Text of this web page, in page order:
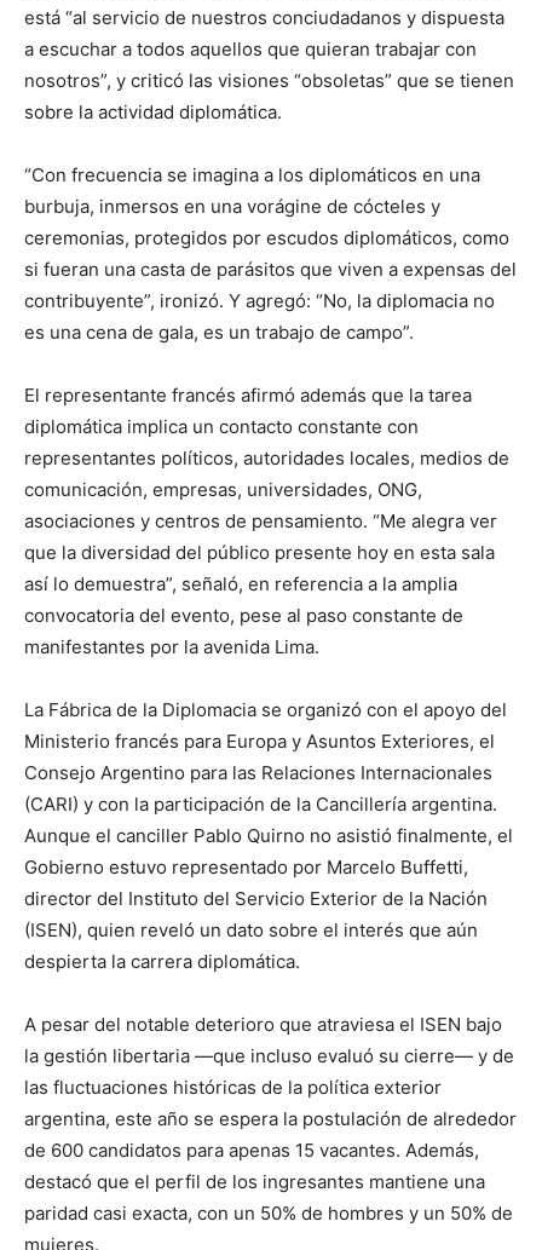
está “al servicio de nuestros conciudadanos y dispuesta
a escuchar a todos aquellos que quieran trabajar con
nosotros”, y criticó las visiones “obsoletas” que se tienen
sobre la actividad diplomática.
“Con frecuencia se imagina a los diplomáticos en una
burbuja, inmersos en una vorágine de cócteles y
ceremonias, protegidos por escudos diplomáticos, como
si fueran una casta de parásitos que viven a expensas del
contribuyente”, ironizó. Y agregó: “No, la diplomacia no
es una cena de gala, es un trabajo de campo”.
El representante francés afirmó además que la tarea
diplomática implica un contacto constante con
representantes políticos, autoridades locales, medios de
comunicación, empresas, universidades, ONG,
asociaciones y centros de pensamiento. “Me alegra ver
que la diversidad del público presente hoy en esta sala
así lo demuestra”, señaló, en referencia a la amplia
convocatoria del evento, pese al paso constante de
manifestantes por la avenida Lima.
La Fábrica de la Diplomacia se organizó con el apoyo del
Ministerio francés para Europa y Asuntos Exteriores, el
Consejo Argentino para las Relaciones Internacionales
(CARI) y con la participación de la Cancillería argentina.
Aunque el canciller Pablo Quirno no asistió finalmente, el
Gobierno estuvo representado por Marcelo Buffetti,
director del Instituto del Servicio Exterior de la Nación
(ISEN), quien reveló un dato sobre el interés que aún
despierta la carrera diplomática.
A pesar del notable deterioro que atraviesa el ISEN bajo
la gestión libertaria —que incluso evaluó su cierre— y de
las fluctuaciones históricas de la política exterior
argentina, este año se espera la postulación de alrededor
de 600 candidatos para apenas 15 vacantes. Además,
destacó que el perfil de los ingresantes mantiene una
paridad casi exacta, con un 50% de hombres y un 50% de
mujeres.